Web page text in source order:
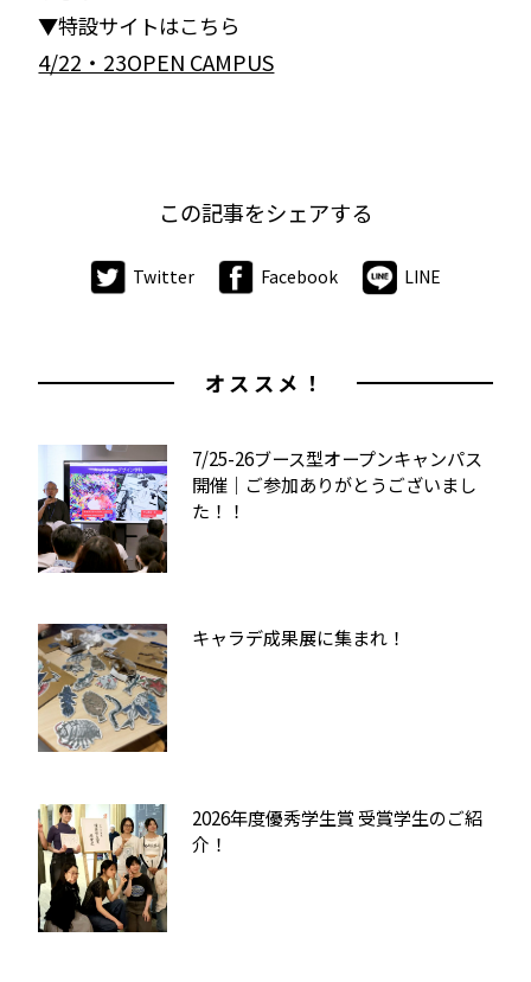
▼特設サイトはこちら
4/22・23OPEN CAMPUS
この記事をシェアする
Twitter Facebook LINE
オススメ！
7/25-26ブース型オープンキャンパス
開催｜ご参加ありがとうございまし
た！！
キャラデ成果展に集まれ！
2026年度優秀学生賞 受賞学生のご紹
介！